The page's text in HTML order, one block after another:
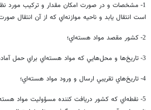
1-
مشخصات و در صورت امكان مقدار و تركيب مورد
است انتقال يابد و ناحيه موازنه‌اي كه از آن انتقال
2- كشور مقصد مواد هسته‌اي؛
3- تاريخ‌ها و محل‌هايي كه مواد هسته‌اي براي حمل
4- تاريخ‌هاي تقريبي ارسال و ورود مواد هسته‌اي؛
5-
نقطه‌اي كه كشور دريافت كننده مسؤوليت مواد